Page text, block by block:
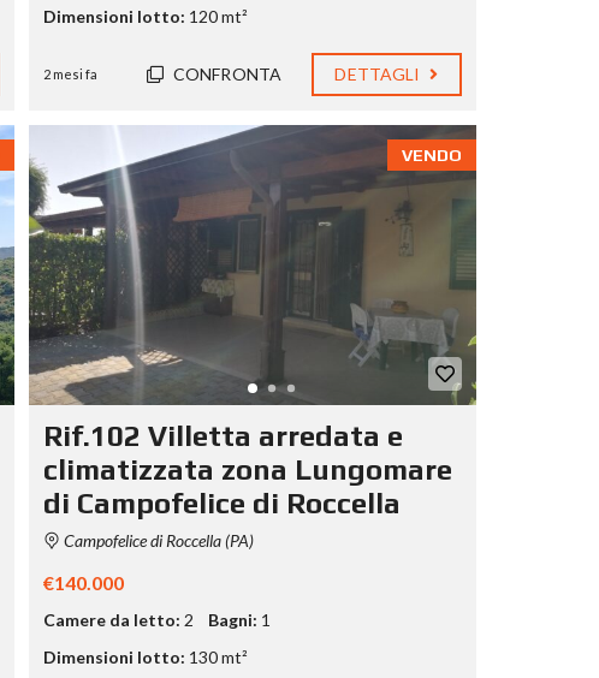
Dimensioni lotto: 120 mt²
2 mesi fa CONFRONTA DETTAGLI
VENDO
Rif.102 Villetta arredata e
climatizzata zona Lungomare
di Campofelice di Roccella
Campofelice di Roccella (PA)
€140.000
Camere da letto: 2 Bagni: 1
Dimensioni lotto: 130 mt²